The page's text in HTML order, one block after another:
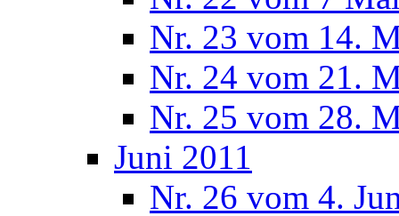
Nr. 23 vom 14.
Nr. 24 vom 21.
Nr. 25 vom 28.
Juni 2011
Nr. 26 vom 4.